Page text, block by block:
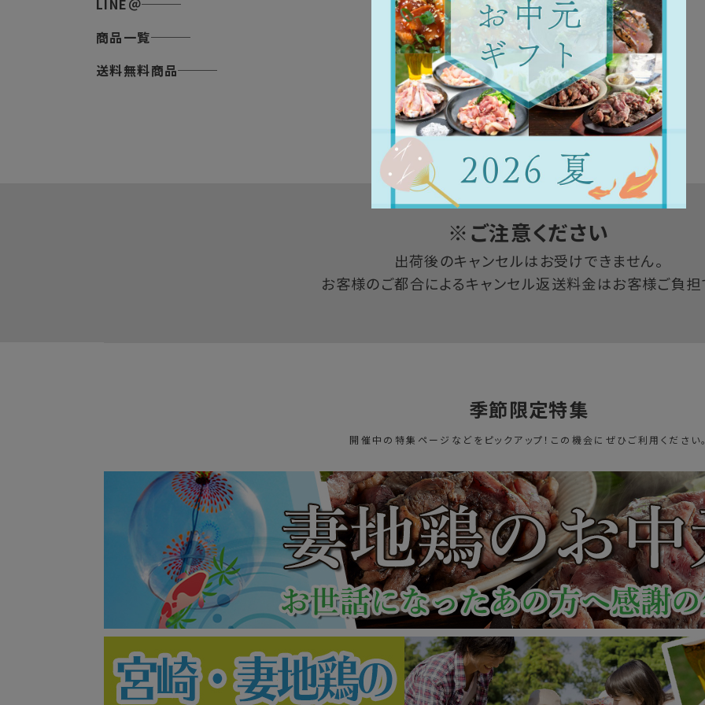
LINE＠
商品一覧
送料無料商品
※ご注意ください
出荷後のキャンセルはお受けできません。
お客様のご都合によるキャンセル返送料金はお客様ご負担
季節限定特集
開催中の特集ページなどをピックアップ！この機会にぜひご利用ください